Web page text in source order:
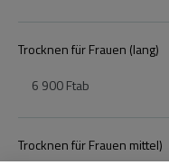
Redken előkezelés/
Trocknen für Frauen (lang)
6 900 Ftab
Trocknen für Frauen mittel)